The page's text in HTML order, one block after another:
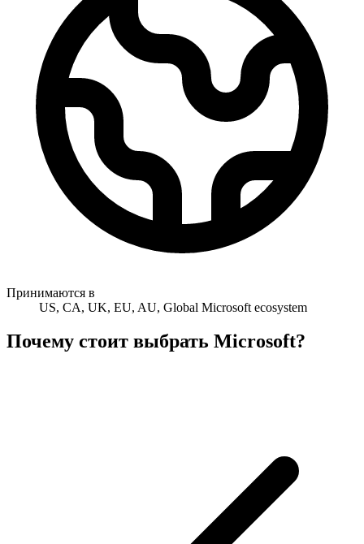
Принимаются в
US, CA, UK, EU, AU, Global Microsoft ecosystem
Почему стоит выбрать Microsoft?